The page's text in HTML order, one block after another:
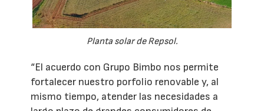
Planta solar de Repsol.
“El acuerdo con Grupo Bimbo nos permite
fortalecer nuestro porfolio renovable y, al
mismo tiempo, atender las necesidades a